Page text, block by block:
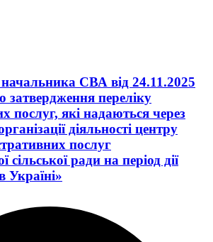
СВА від 24.11.2025
переліку
послуг, які надаються через
діяльності центру
послуг
сільської ради на період дії
Україні»